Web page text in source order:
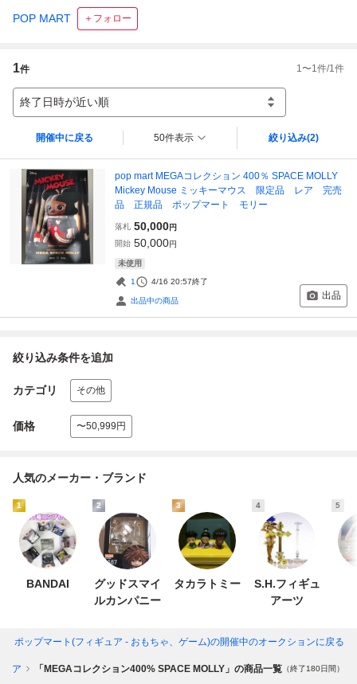
POP MART ＋フォロー
1件 1 〜1 件/1 件
終了日時が近い順
開催中に戻る 50件表示 絞り込み(2)
pop mart MEGAコレクション 400％ SPACE MOLLY
Mickey Mouse ミッキーマウス 限定品 レア 完売
品 正規品 ポップマート モリー
落札 50,000円
開始 50,000円
未使用
1 4/16 20:57終了
出品中の商品 出品
絞り込み条件を追加
カテゴリ その他
価格 〜50,999円
人気のメーカー・ブランド
1
BANDAI
2
グッドスマイ
ルカンパニー
3
タカラトミー
4
S.H.フィギュ
アーツ
5
| ポップマート(フィギュア - おもちゃ、ゲーム)の開催中のオークションに戻る
ュア 「MEGAコレクション400% SPACE MOLLY」の商品一覧 （終了180日間）